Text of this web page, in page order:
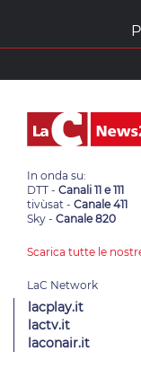
In onda su:
DTT - Canali 11 e 111
tivùsat - Canale 411
Sky - Canale 820
Scarica tutte le
lacplay.it
lactv.it
laconair.it